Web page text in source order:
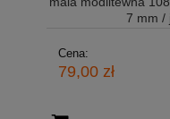
7 mm /
Cena:
79,00 zł